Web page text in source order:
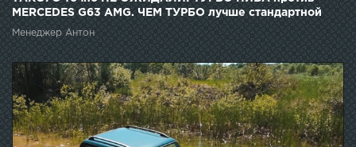
MERCEDES G63 AMG. ЧЕМ ТУРБО лучше стандартной
НИВЫ?
Менеджер Антон